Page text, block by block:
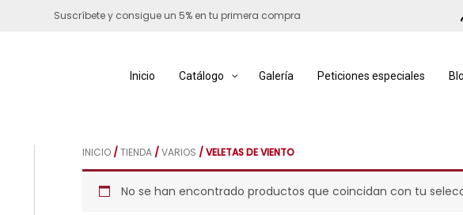
Suscríbete y consigue un 5% en tu primera compra
Inicio Catálogo Galería Peticiones especiales
INICIO /TIENDA /VARIOS / VELETAS DE VIENTO
No se han encontrado productos que coincidan con tu